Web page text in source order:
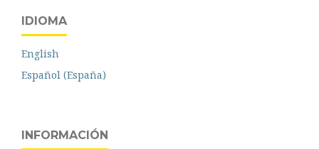
IDIOMA
English
Español (España)
INFORMACIÓN